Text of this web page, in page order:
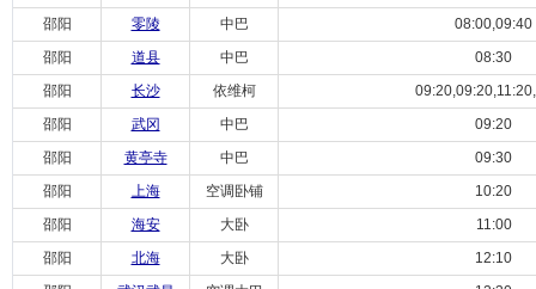
邵阳
零陵 中巴
08:00,09:40
邵阳
道县 中巴
08:30
邵阳
长沙 依维柯
邵阳
武冈 中巴
09:20
邵阳
黄亭寺 中巴
09:30
邵阳
上海 空调卧铺
10:20
邵阳
海安 大卧
11:00
邵阳
北海 大卧
12:10